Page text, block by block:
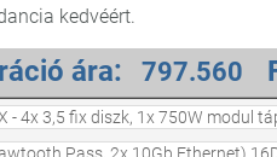
kedvéért.
ára: